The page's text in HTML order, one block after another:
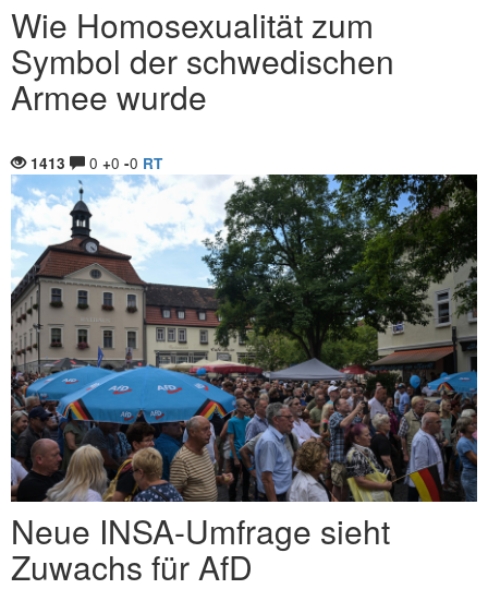
Wie Homosexualität zum
Symbol der schwedischen
Armee wurde
1413 0 +0 -0 RT
Neue INSA-Umfrage sieht
Zuwachs für AfD